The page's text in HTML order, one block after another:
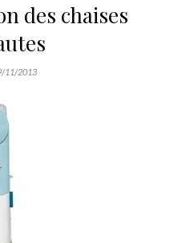
des chaises
11/2013